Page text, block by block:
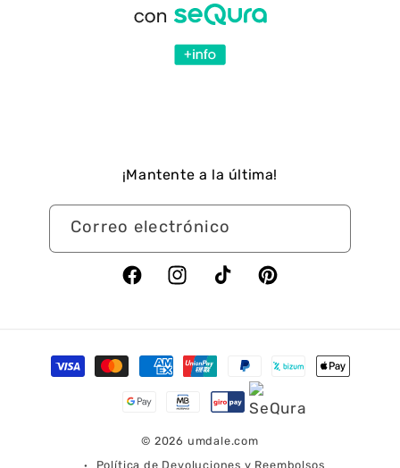
¡Mantente a la última!
Correo electrónico
FacebookInstagramTikTok Pinterest
Formas
de
© 2026 umdale.com
Política de Devoluciones y Reembolsos